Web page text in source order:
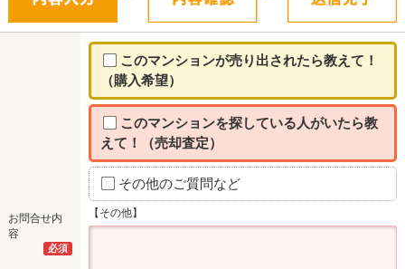
お問合せ内
容
必須
このマンションが売り出されたら教えて！
（購入希望）
このマンションを探している人がいたら教
えて！（売却査定）
その他のご質問など
【その他】